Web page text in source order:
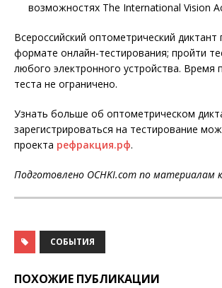
возможностях The International Vision
Всероссийский оптометрический диктант
формате онлайн-тестирования; пройти
любого электронного устройства. Время
теста не ограничено.
Узнать больше об оптометрическом
зарегистрироваться на тестирование
проекта рефракция.рф.
Подготовлено OCHKI.com по материалам
СОБЫТИЯ
ПОХОЖИЕ ПУБЛИКАЦИИ